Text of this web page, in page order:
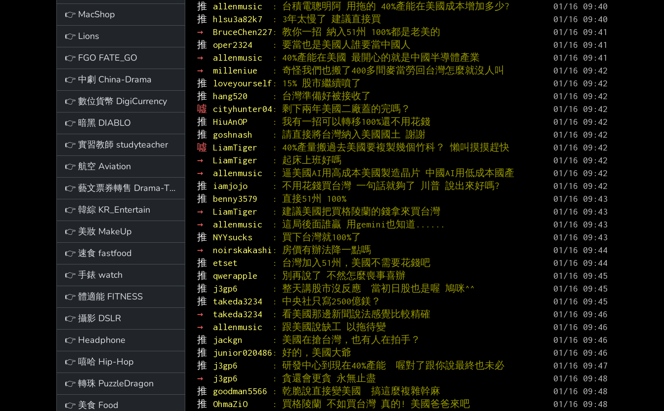
👉 MacShop
👉 Lions
👉 FGO FATE_GO
👉 中劇 China-Drama
👉 數位貨幣 DigiCurrency
👉 暗黑 DIABLO
👉 實習教師 studyteacher
👉 航空 Aviation
👉 藝文票券轉售 Drama-Ticket
👉 韓綜 KR_Entertain
👉 美妝 MakeUp
👉 速食 fastfood
👉 手錶 watch
👉 體適能 FITNESS
👉 攝影 DSLR
👉 Headphone
👉 嘻哈 Hip-Hop
👉 轉珠 PuzzleDragon
👉 美食 Food
推
allenmusic : 台積電聰明阿 用拖的 40%產能在美國成本增加多少?
推
hlsu3a82k7 : 3年太慢了 建議直接買
→
BruceChen227 : 教你一招 納入51州 100%都是老美的
推
oper2324 : 要當也是美國人誰要當中國人
→
allenmusic : 40%產能在美國 最開心的就是中國半導體產業
→
milleniue : 奇怪我們也搬了400多間麥當勞回台灣怎麼就沒人叫
推
loveyourself : 15% 股市繼續噴了
推
hang520 : 台灣準備好被接收了
噓
cityhunter04 : 剩下兩年美國二廠蓋的完嗎？
推
HiuAnOP : 我有一招可以轉移100%還不用花錢
推
goshnash : 請直接將台灣納入美國國土 謝謝
噓
LiamTiger : 40%產量搬過去美國要複製幾個竹科？ 懶叫摸摸趕快
→
LiamTiger : 起床上班好嗎
→
allenmusic : 逼美國AI用高成本美國製造晶片 中國AI用低成本國產
推
iamjojo : 不用花錢買台灣 一句話就夠了 川普 說出來好嗎?
推
benny3579 : 直接51州 100%
→
LiamTiger : 建議美國把買格陵蘭的錢拿來買台灣
→
allenmusic : 這局後面誰贏 用gemini也知道......
推
NYYsucks : 買下台灣就100%了
→
noirskakashi : 房價有辦法降一點嗎
推
etset : 台灣加入51州，美國不需要花錢吧
推
qwerapple : 別再說了 不然怎麼喪事喜辦
推
j3gp6 : 整天講股市沒反應  當初日股也是喔 鳩咪^^
推
takeda3234 : 中央社只寫2500億鎂？
→
takeda3234 : 看美國那邊新聞說法感覺比較精確
→
allenmusic : 跟美國說缺工 以拖待變
推
jackgn : 美國在搶台灣，也有人在拍手？
推
junior020486 : 好的，美國大爺
推
j3gp6 : 研發中心到現在40%產能  喔對了跟你說最終也未必
→
j3gp6 : 貪還會更貪 永無止盡
推
goodman5566 : 乾脆說直接變美國  搞這麼複雜幹麻
推
OhmaZiO : 買格陵蘭 不如買台灣 真的! 美國爸爸來吧